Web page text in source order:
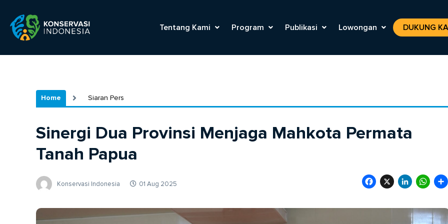
Tentang Kami Program Publikasi Lowongan DUKUNG
Home Siaran Pers
Sinergi Dua Provinsi Menjaga Mahkota Permata
Tanah Papua
Konservasi Indonesia 01 Aug 2025 Facebook
X LinkedIn